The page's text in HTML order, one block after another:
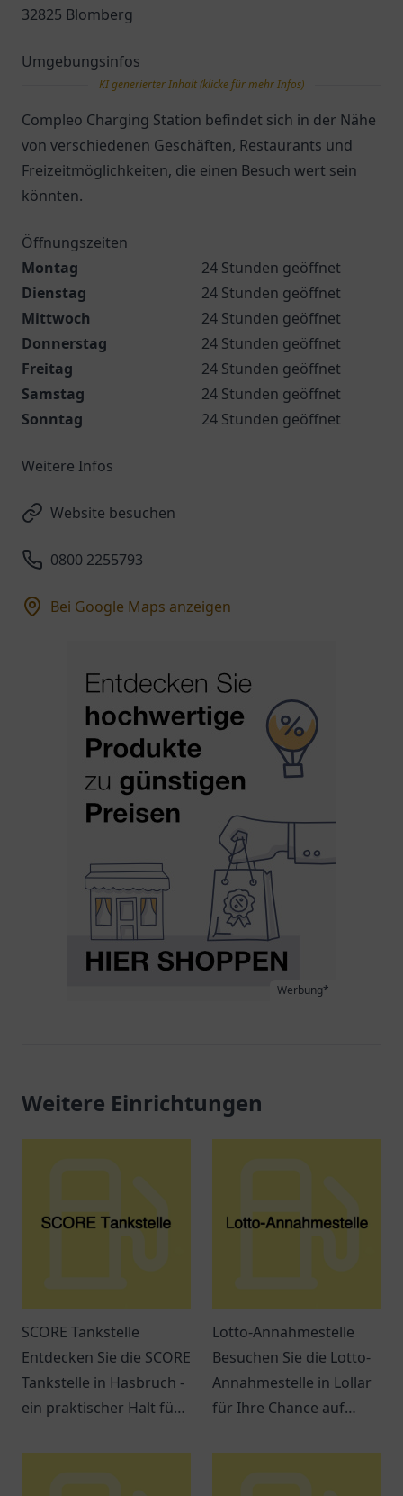
32825 Blomberg
Umgebungsinfos
KI generierter Inhalt (klicke für mehr Infos)
Compleo Charging Station befindet sich in der Nähe
von verschiedenen Geschäften, Restaurants und
Freizeitmöglichkeiten, die einen Besuch wert sein
könnten.
Öffnungszeiten
Montag
24 Stunden geöffnet
Dienstag
24 Stunden geöffnet
Mittwoch
24 Stunden geöffnet
Donnerstag
24 Stunden geöffnet
Freitag
24 Stunden geöffnet
Samstag
24 Stunden geöffnet
Sonntag
24 Stunden geöffnet
Weitere Infos
Website besuchen
0800 2255793
Bei Google Maps anzeigen
Werbung*
Weitere Einrichtungen
SCORE Tankstelle
Entdecken Sie die SCORE
Tankstelle in Hasbruch -
ein praktischer Halt für
freundlichen Service.
Lotto-Annahmestelle
Besuchen Sie die Lotto-
Annahmestelle in Lollar
für Ihre Chance auf
Sie mit uns und